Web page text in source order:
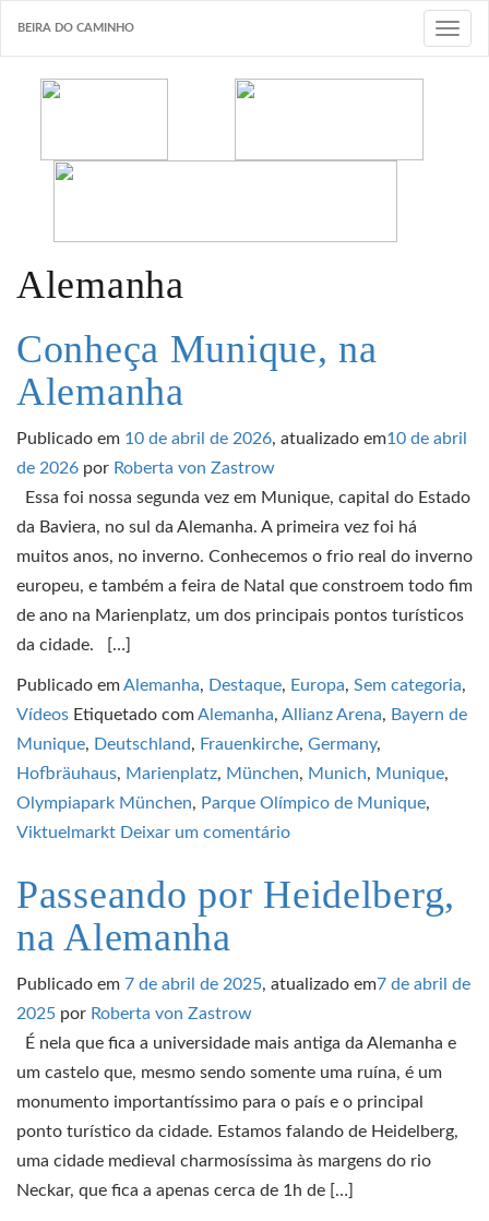
T
o
BEIRA DO CAMINHO
Alemanha
Conheça Munique, na
Alemanha
Publicado em 10 de abril de 2026, atualizado em10 de abril
de 2026 por Roberta von Zastrow
Essa foi nossa segunda vez em Munique, capital do Estado
da Baviera, no sul da Alemanha. A primeira vez foi há
muitos anos, no inverno. Conhecemos o frio real do inverno
europeu, e também a feira de Natal que constroem todo fim
de ano na Marienplatz, um dos principais pontos turísticos
da cidade. […]
Publicado emAlemanha, Destaque, Europa, Sem categoria,
Vídeos Etiquetado comAlemanha, Allianz Arena, Bayern de
Munique, Deutschland, Frauenkirche, Germany,
Hofbräuhaus, Marienplatz, München, Munich, Munique,
Olympiapark München, Parque Olímpico de Munique,
Viktuelmarkt Deixar um comentário
Passeando por Heidelberg,
na Alemanha
Publicado em 7 de abril de 2025, atualizado em7 de abril de
2025 por Roberta von Zastrow
É nela que fica a universidade mais antiga da Alemanha e
um castelo que, mesmo sendo somente uma ruína, é um
monumento importantíssimo para o país e o principal
ponto turístico da cidade. Estamos falando de Heidelberg,
uma cidade medieval charmosíssima às margens do rio
Neckar, que fica a apenas cerca de 1h de […]